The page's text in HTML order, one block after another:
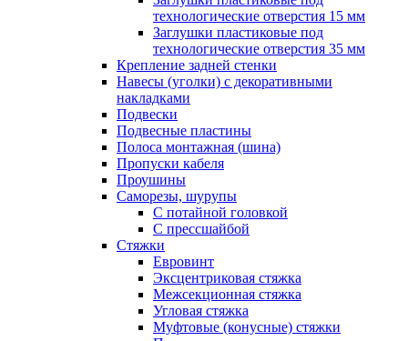
технологические отверстия 15 мм
Заглушки пластиковые под
технологические отверстия 35 мм
Крепление задней стенки
Навесы (уголки) с декоративными
накладками
Подвески
Подвесные пластины
Полоса монтажная (шина)
Пропуски кабеля
Проушины
Саморезы, шурупы
С потайной головкой
С прессшайбой
Стяжки
Евровинт
Эксцентриковая стяжка
Межсекционная стяжка
Угловая стяжка
Муфтовые (конусные) стяжки